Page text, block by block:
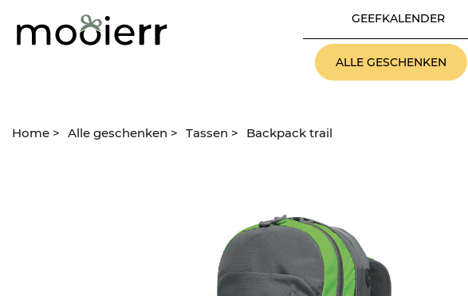
GEEFKALENDER
ALLE GESCHENKEN
Home > Alle geschenken > Tassen > Backpack trail